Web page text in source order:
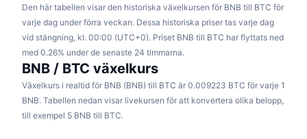
Den här tabellen visar den historiska växelkursen för BNB till BTC för
varje dag under förra veckan. Dessa historiska priser tas varje dag
vid stängning, kl. 00:00 (UTC+0). Priset BNB till BTC har flyttats ned
med 0.26% under de senaste 24 timmarna.
BNB / BTC växelkurs
Växelkurs i realtid för BNB (BNB) till BTC är 0.009223 BTC för varje 1
BNB. Tabellen nedan visar livekursen för att konvertera olika belopp,
till exempel 5 BNB till BTC.